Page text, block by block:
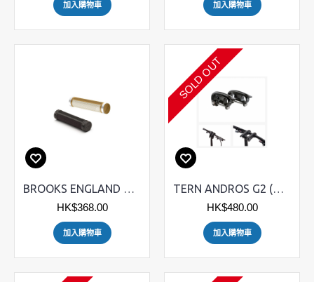
加入購物車 加入購物車
BROOKS ENGLAND Cambium 橡膠手筒
HK$368.00
加入購物車
SOLD OUT
TERN ANDROS G2 (第二代) 車頭柱 STEM
HK$480.00
加入購物車